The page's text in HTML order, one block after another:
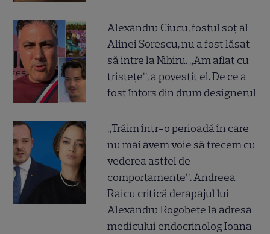
Alexandru Ciucu, fostul soț al
Alinei Sorescu, nu a fost lăsat
să intre la Nibiru. „Am aflat cu
tristețe”, a povestit el. De ce a
fost întors din drum designerul
„Trăim într-o perioadă în care
nu mai avem voie să trecem cu
vederea astfel de
comportamente”. Andreea
Raicu critică derapajul lui
Alexandru Rogobete la adresa
medicului endocrinolog Ioana